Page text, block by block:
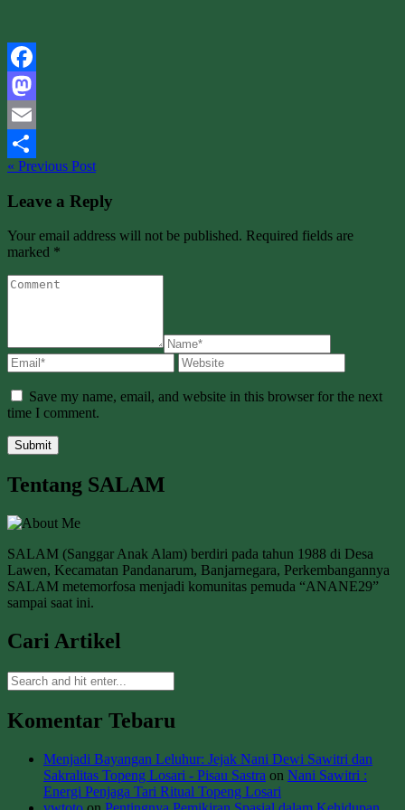
Facebook
Mastodon
Email
Share
« Previous Post
Leave a Reply
Your email address will not be published. Required fields are
marked *
Save my name, email, and website in this browser for the next
time I comment.
Tentang SALAM
SALAM (Sanggar Anak Alam) berdiri pada tahun 1988 di Desa
Lawen, Kecamatan Pandanarum, Banjarnegara, Perkembangannya
SALAM metemorfosa menjadi komunitas pemuda “ANANE29”
sampai saat ini.
Cari Artikel
Komentar Tebaru
Menjadi Bayangan Leluhur: Jejak Nani Dewi Sawitri dan
Sakralitas Topeng Losari - Pisau Sastra on Nani Sawitri :
Energi Penjaga Tari Ritual Topeng Losari